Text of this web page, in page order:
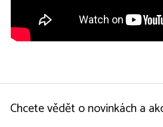
Chcete vědět o novinkách a